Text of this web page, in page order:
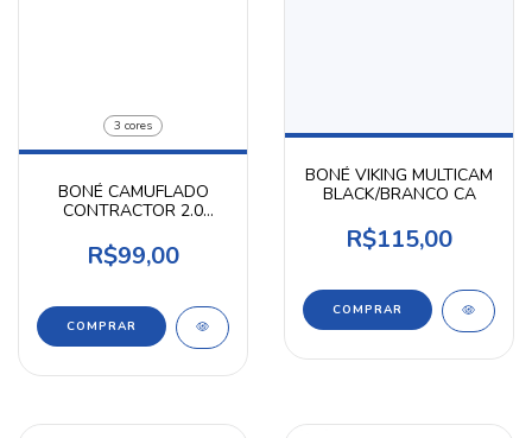
3 cores
BONÉ CAMUFLADO
CONTRACTOR 2.0
R$99,00
COMPRAR
BONÉ VIKING MULTICAM
BLACK/BRANCO CA
R$115,00